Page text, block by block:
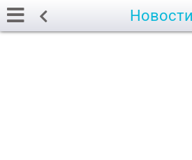
Новости